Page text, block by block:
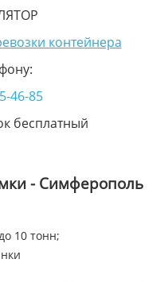
контейнера
46-85
бесплатный
- Симферополь
10 тонн;